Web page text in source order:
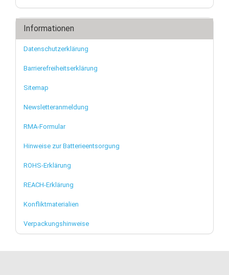
Informationen
Datenschutzerklärung
Barrierefreiheitserklärung
Sitemap
Newsletteranmeldung
RMA-Formular
Hinweise zur Batterieentsorgung
ROHS-Erklärung
REACH-Erklärung
Konfliktmaterialien
Verpackungshinweise